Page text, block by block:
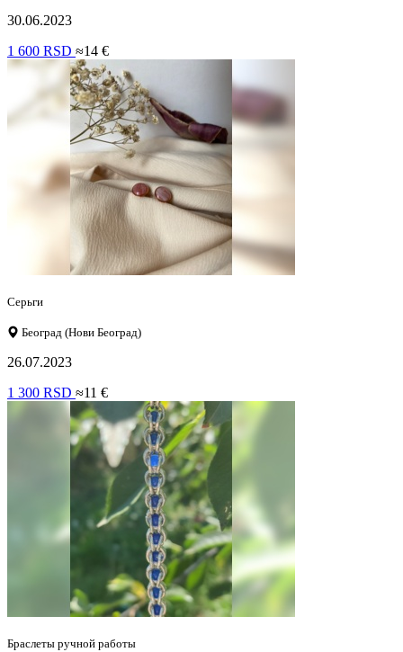
30.06.2023
1 600 RSD ≈14 €
Серьги
Београд (Нови Београд)
26.07.2023
1 300 RSD ≈11 €
Браслеты ручной работы